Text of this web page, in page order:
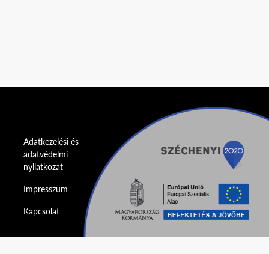
Adatkezelési és
adatvédelmi
nyilatkozat
Impresszum
Kapcsolat